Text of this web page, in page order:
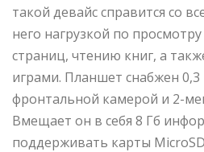
такой девайс справится со
него нагрузкой по
страниц, чтению книг, а
играми. Планшет снабжен 0,3
фронтальной камерой и 2-
Вмещает он в себя 8 Гб
поддерживать карты